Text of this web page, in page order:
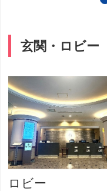
玄関・ロビー
ロビー